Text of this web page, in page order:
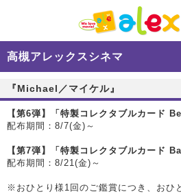
高槻アレックスシネマ
『Michael／マイケル』
【第6弾】「特製コレクタブルカード
配布期間：8/7(金)～
【第7弾】「特製コレクタブルカード
配布期間：8/21(金)～
※おひとり様1回のご鑑賞につき、おひ